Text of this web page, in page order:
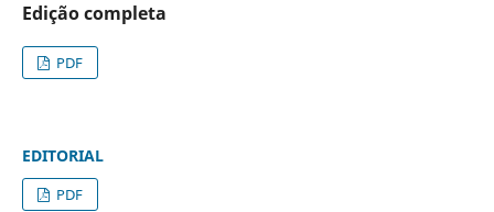
Edição completa
PDF
EDITORIAL
PDF